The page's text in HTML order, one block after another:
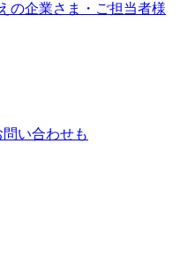
の企業さま・ご担当者様